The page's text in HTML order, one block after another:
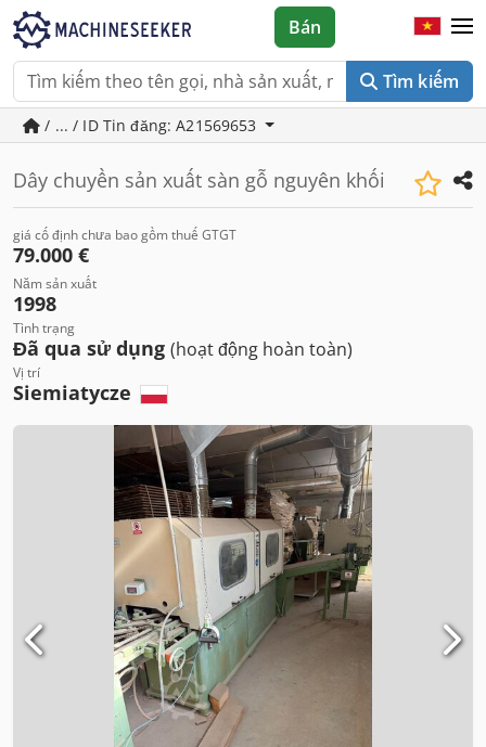
Tìm kiếm
Bán
/ ... / ID Tin đăng: A21569653
Dây chuyền sản xuất sàn gỗ nguyên khối
giá cố định chưa bao gồm thuế GTGT
79.000 €
Năm sản xuất
1998
Tình trạng
Đã qua sử dụng (hoạt động hoàn toàn)
Vị trí
Siemiatycze